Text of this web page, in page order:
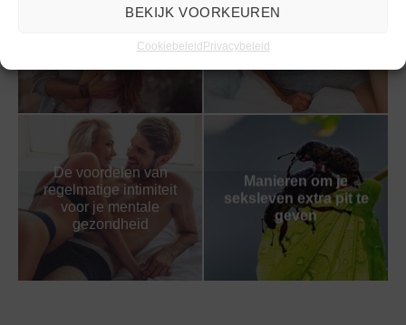
BEKIJK VOORKEUREN
CookiebeleidPrivacybeleid
Mannelijke impotentie
overwinnen
Tips om als man je
libido te verhogen
De voordelen van
regelmatige intimiteit
voor je mentale
gezondheid
Manieren om je
seksleven extra pit te
geven